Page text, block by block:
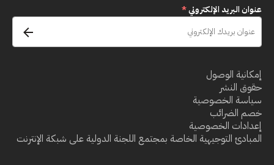
عنوان البريد الإلكتروني*
إمكانية الوصول
حقوق النشر
سياسة الخصوصية
خصم الضرائب
إعدادات الخصوصية
المبادئ التوجيهية الخاصة بمجتمع اللجنة الدولية على شبكة الإنترنت